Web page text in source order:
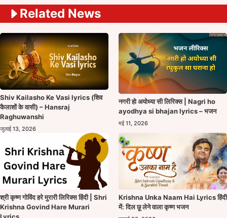
Related News
Shiv Kailasho Ke Vasi lyrics (शिव
कैलाशों के वासी) – Hansraj
Raghuwanshi
जुलाई 13, 2026
नगरी हो अयोध्या सी लिरिक्स | Nagri ho
ayodhya si bhajan lyrics – भजन
मई 11, 2026
श्री कृष्ण गोविंद हरे मुरारी लिरिक्स हिंदी | Shri
Krishna Govind Hare Murari
Krishna Unka Naam Hai Lyrics हिंदी
में: दिल छू लेने वाला कृष्ण भजन